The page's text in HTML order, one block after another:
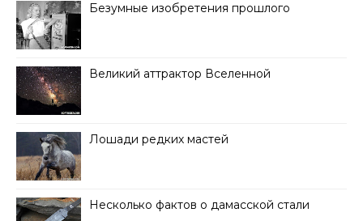
Безумные изобретения прошлого
Великий аттрактор Вселенной
Лошади редких мастей
Несколько фактов о дамасской стали